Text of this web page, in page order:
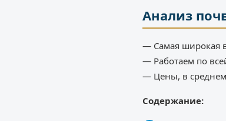
Анализ
— Самая широкая в
— Работаем по
— Цены, в
Содержание: